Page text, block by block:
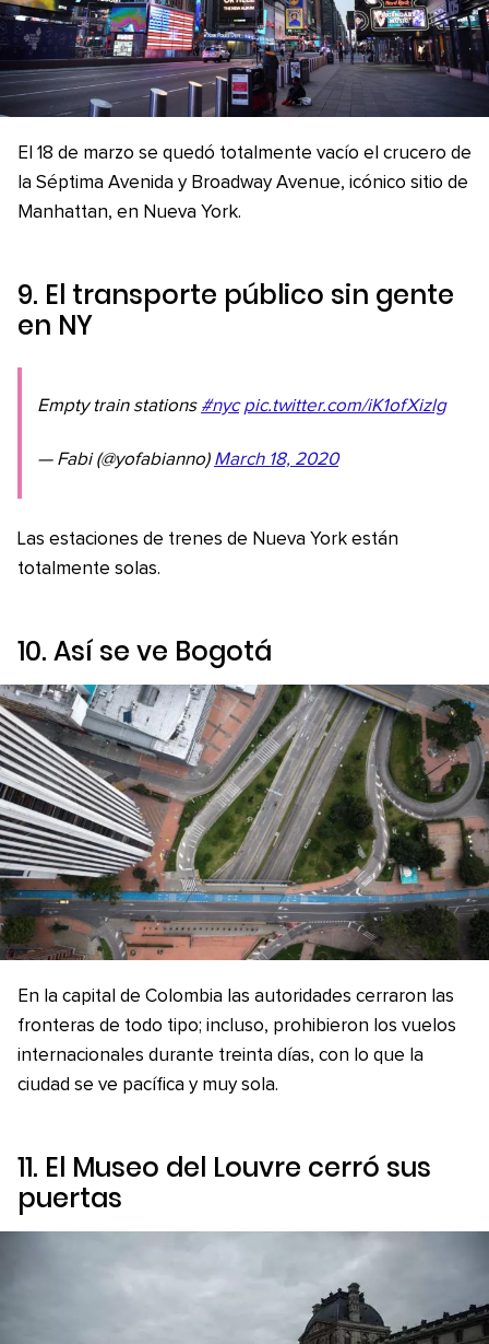
El 18 de marzo se quedó totalmente vacío el crucero de
la Séptima Avenida y Broadway Avenue, icónico sitio de
Manhattan, en Nueva York.
9. El transporte público sin gente
en NY
Empty train stations #nyc pic.twitter.com/iK1ofXizlg
— Fabi (@yofabianno) March 18, 2020
Las estaciones de trenes de Nueva York están
totalmente solas.
10. Así se ve Bogotá
En la capital de Colombia las autoridades cerraron las
fronteras de todo tipo; incluso, prohibieron los vuelos
internacionales durante treinta días, con lo que la
ciudad se ve pacífica y muy sola.
11. El Museo del Louvre cerró sus
puertas